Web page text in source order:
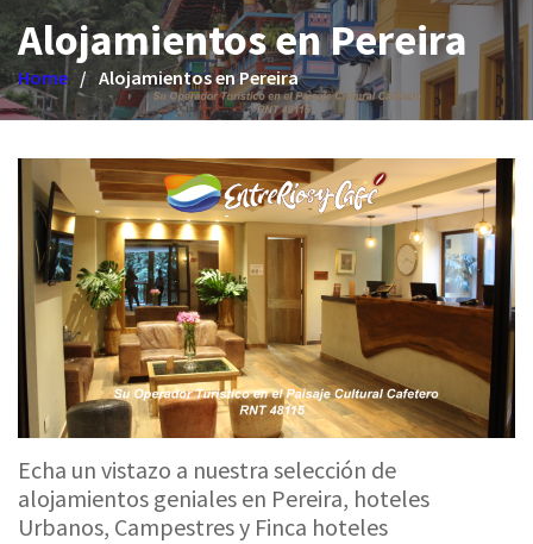
Alojamientos en Pereira
Home Alojamientos en Pereira
Echa un vistazo a nuestra selección de
alojamientos geniales en Pereira, hoteles
Urbanos, Campestres y Finca hoteles